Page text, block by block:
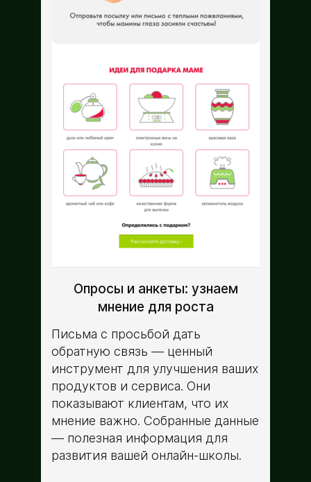
Опросы и анкеты: узнаем
мнение для роста
Письма с просьбой дать
обратную связь — ценный
инструмент для улучшения ваших
продуктов и сервиса. Они
показывают клиентам, что их
мнение важно. Собранные данные
— полезная информация для
развития вашей онлайн-школы.